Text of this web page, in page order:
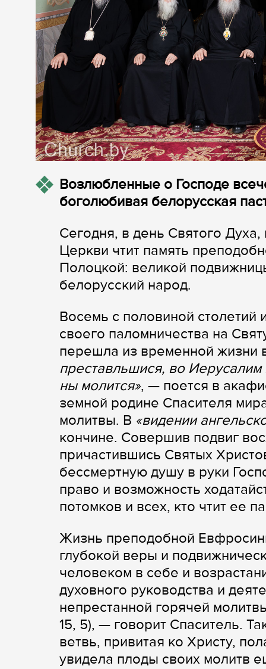
Возлюбленные о Господе
боголюбивая белорусская
Сегодня, в день Святого
Церкви чтит память
Полоцкой: великой
белорусский народ.
Восемь с половиной столетий
своего паломничества на
перешла из временной жизни
преставльшися, во Иерусалим
ны молится», — поется в
земной родине Спасителя
молитвы. В «видении
кончине. Совершив подвиг
причастившись Святых
бессмертную душу в руки
право и возможность
потомков и всех, кто чтит ее
Жизнь преподобной
глубокой веры и
человеком в себе и
духовного руководства и
непрестанной горячей
15, 5), — говорит Спаситель.
ветвь, привитая ко Христу,
увидела плоды своих молитв